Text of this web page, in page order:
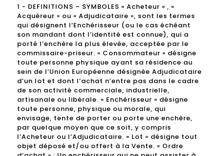
1 - DEFINITIONS – SYMBOLES « Acheteur » , «
Acquéreur » ou « Adjudicataire », sont les termes
qui désignent l’Enchérisseur (ou le cas échéant
son mandant dont l’identité est connue), qui a
porté l’enchère la plus élevée, acceptée par le
commissaire-priseur. « Consommateur » désigne
toute personne physique ayant sa résidence au
sein de l’Union Européenne désignée Adjudicataire
d’un lot et dont l’achat n’entre pas dans le cadre
de son activité commerciale, industrielle,
artisanale ou libérale. « Enchérisseur » désigne
toute personne, physique ou morale, qui
envisage, tente de porter ou porte une enchère,
par quelque moyen que ce soit, y compris
l’Acheteur ou l’Adjudicataire. « Lot » désigne tout
objet déposé et/ou offert à la Vente. « Ordre